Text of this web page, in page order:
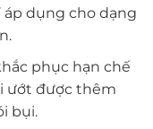
dụng cho dạng
phục hạn chế
ướt được thêm
bụi.